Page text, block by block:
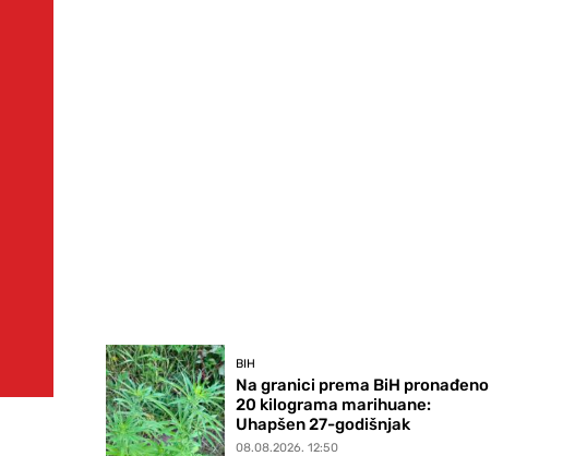
BIH
Na granici prema BiH pronađeno
20 kilograma marihuane:
Uhapšen 27-godišnjak
08.08.2026. 12:50